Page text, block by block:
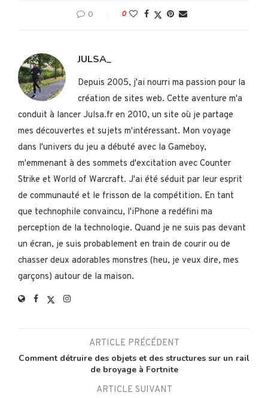
0 0
JULSA_
Depuis 2005, j'ai nourri ma passion pour la
création de sites web. Cette aventure m'a
conduit à lancer Julsa.fr en 2010, un site où je partage
mes découvertes et sujets m'intéressant. Mon voyage
dans l'univers du jeu a débuté avec la Gameboy,
m'emmenant à des sommets d'excitation avec Counter
Strike et World of Warcraft. J'ai été séduit par leur esprit
de communauté et le frisson de la compétition. En tant
que technophile convaincu, l'iPhone a redéfini ma
perception de la technologie. Quand je ne suis pas devant
un écran, je suis probablement en train de courir ou de
chasser deux adorables monstres (heu, je veux dire, mes
garçons) autour de la maison.
ARTICLE PRÉCÉDENT
Comment détruire des objets et des structures sur un rail
de broyage à Fortnite
ARTICLE SUIVANT